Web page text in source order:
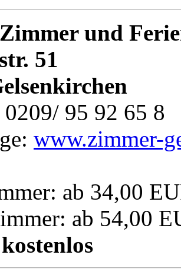
und
51
95 92 65 8
www.zimmer-
ab 34,00
ab 54,00